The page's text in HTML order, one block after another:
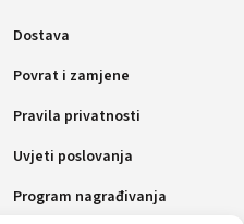
Dostava
Povrat i zamjene
Pravila privatnosti
Uvjeti poslovanja
Program nagrađivanja